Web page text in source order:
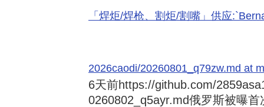
「焊炬/焊枪、割炬/割嘴」供应
2026caodi/20260801_q79zw.md at
6天前https://github.com/
0260802_q5ayr.md俄罗斯被曝